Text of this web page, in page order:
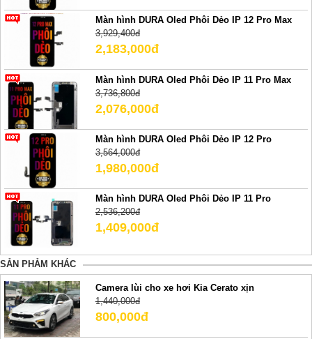
Màn hình DURA Oled Phôi Dẻo IP 12 Pro Max
3,929,400đ
2,183,000đ
Màn hình DURA Oled Phôi Dẻo IP 11 Pro Max
3,736,800đ
2,076,000đ
Màn hình DURA Oled Phôi Dẻo IP 12 Pro
3,564,000đ
1,980,000đ
Màn hình DURA Oled Phôi Dẻo IP 11 Pro
2,536,200đ
1,409,000đ
SẢN PHẢM KHÁC
Camera lùi cho xe hơi Kia Cerato xịn
1,440,000đ
800,000đ